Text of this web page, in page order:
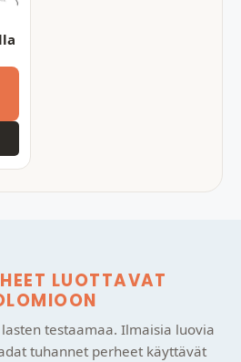
LUOTTAVAT
testaamaa. Ilmaisia luovia
tuhannet perheet käyttävät